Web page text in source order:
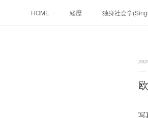
HOME 経歴 独身社会学
フィリピンマンションは買うべ
写